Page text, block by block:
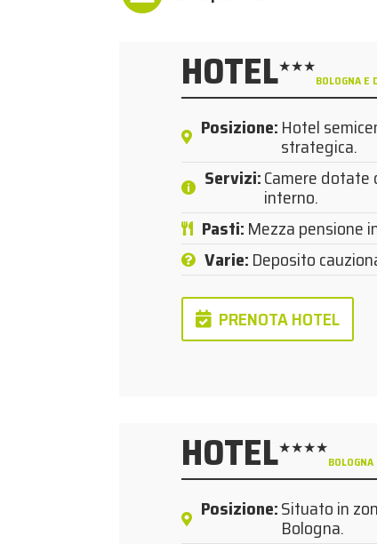
HOTEL★★★
BOLOGNA E
Posizione:Hotel
strategica.
Servizi:Camere
interno.
Pasti:Mezza pensione
Varie:Deposito
PRENOTA HOTEL
HOTEL★★★★
Posizione:Situato in
Bologna.